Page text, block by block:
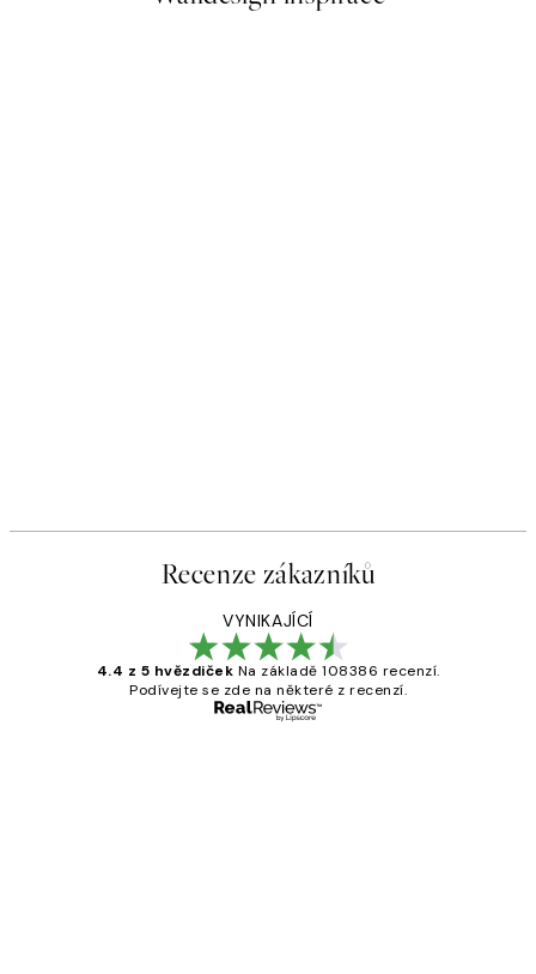
Recenze zákazníků
VYNIKAJÍCÍ
4.4 z 5 hvězdiček Na základě 108386 recenzí.
Podívejte se zde na některé z recenzí.